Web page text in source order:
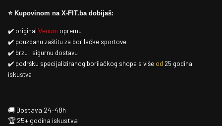
⭐ Kupovinom na X-FIT.ba dobijaš:
✔️ original Venum opremu
✔️ pouzdanu zaštitu za borilačke sportove
✔️ brzu i sigurnu dostavu
✔️ podršku specijaliziranog borilačkog shopa s više od 25 godina
iskustva
🚚 Dostava 24–48h
🏆 25+ godina iskustva